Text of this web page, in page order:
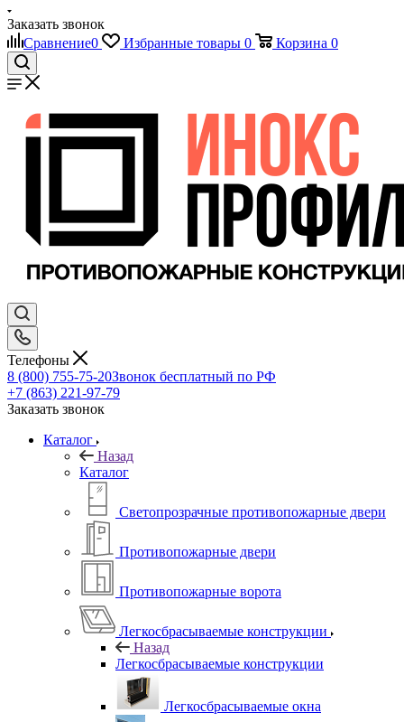
Заказать звонок
Сравнение0 Избранные товары 0 Корзина 0
Телефоны
8 (800) 755-75-20Звонок бесплатный по РФ
+7 (863) 221-97-79
Заказать звонок
Каталог
Назад
Каталог
Светопрозрачные противопожарные двери
Противопожарные двери
Противопожарные ворота
Легкосбрасываемые конструкции
Назад
Легкосбрасываемые конструкции
Легкосбрасываемые окна